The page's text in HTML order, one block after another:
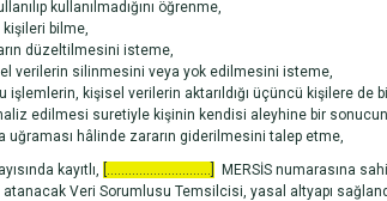
kullanılmadığını öğrenme,
kişileri bilme,
düzeltilmesini isteme,
verilerin silinmesini veya yok edilmesini isteme,
kişisel verilerin aktarıldığı üçüncü kişilere de
edilmesi suretiyle kişinin kendisi aleyhine bir
uğraması hâlinde zararın giderilmesini talep etme,
kayıtlı, [.............................]
MERSİS numarasına
atanacak Veri Sorumlusu Temsilcisi, yasal altyapı